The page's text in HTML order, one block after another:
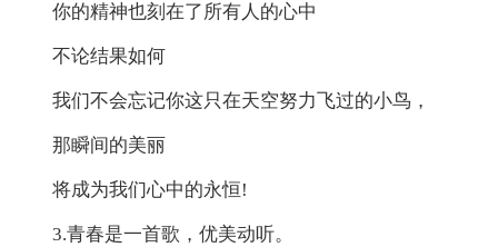
你的精神也刻在了所有人的心中
不论结果如何
我们不会忘记你这只在天空努力飞过的小鸟，
那瞬间的美丽
将成为我们心中的永恒!
3.青春是一首歌，优美动听。